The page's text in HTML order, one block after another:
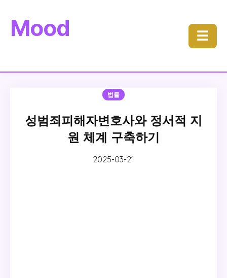
Mood ☰
법률
성범죄피해자변호사와 정서적 지
원 체계 구축하기
2025-03-21